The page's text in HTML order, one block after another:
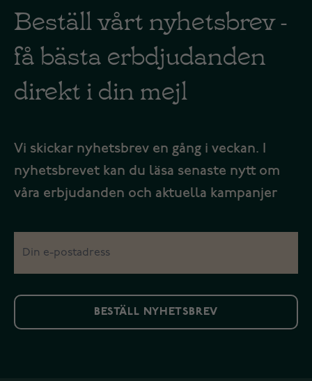
Beställ vårt nyhetsbrev -
få bästa erbdjudanden
direkt i din mejl
Vi skickar nyhetsbrev en gång i veckan. I
nyhetsbrevet kan du läsa senaste nytt om
våra erbjudanden och aktuella kampanjer
BESTÄLL NYHETSBREV